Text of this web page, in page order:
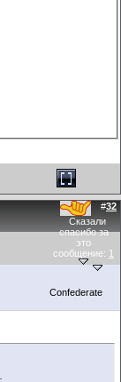
#32
Сказали
спасибо за
это
сообщение: 1
Confederate